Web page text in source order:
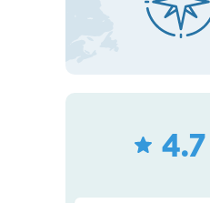
záhradu/okolie) ·
· Double
4.7